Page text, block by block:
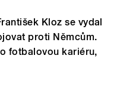
Kloz se vydal
proti Němcům.
fotbalovou kariéru,